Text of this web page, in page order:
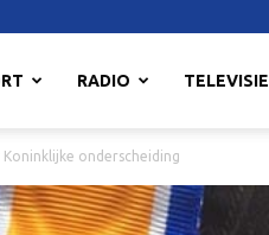
RADIO TELEVISIE
onderscheiding